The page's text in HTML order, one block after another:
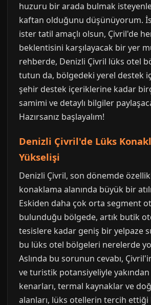
huzuru bir arada bulmak
kaftan olduğunu düşünüyorum.
ister tatil amaçlı olsun, Çivril'de
beklentisini karşılayacak bir yer
rehberde, Denizli Çivril lüks otel
tutun da, bölgedeki yerel destek
şehir destek içeriklerine kadar
samimi ve detaylı bilgiler
Hazırsanız başlayalım!
Denizli Çivril'de Lüks
Yükselişi
Denizli Çivril, son dönemde
konaklama alanında büyük bir
Eskiden daha çok orta segment
bulunduğu bölgede, artık butik
tesislere kadar geniş bir yelpaze
bu lüks otel bölgeleri nerelerde
Aslında bu sorunun cevabı,
ve turistik potansiyeliyle
kenarları, termal kaynaklar ve
alanları, lüks otellerin tercih ettiği